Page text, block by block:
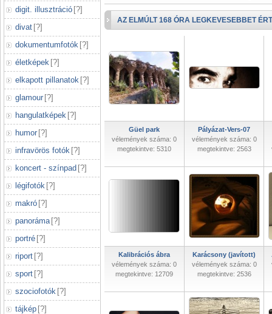
digit. illusztráció [?]
divat [?]
dokumentumfotók [?]
életképek [?]
elkapott pillanatok [?]
glamour [?]
hangulatképek [?]
humor [?]
infravörös fotók [?]
koncert - színpad [?]
légifotók [?]
makró [?]
panoráma [?]
portré [?]
riport [?]
sport [?]
szociofotók [?]
tájkép [?]
AZ ELMÚLT 168 ÓRA LEGKEVESEBBET
Güel park
vélemények száma: 0
megtekintve: 5310
Pályázat-Vers-07
vélemények száma: 0
megtekintve: 2563
Kalibrációs ábra
vélemények száma: 0
megtekintve: 12709
Karácsony (javított)
vélemények száma: 0
megtekintve: 2536